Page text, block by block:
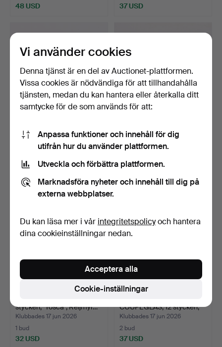
48 USD 37 USD
BERTIL VALLIEN.
Glasskulptur, på sockel, s…
Klubbades 19 jun 2026
6 bud
Utvalt
TURE BERGLUND. VASER,
3 st, Stockholms gla…
Klubbades 19 jun 2026
1 bud
stycken, "Tosca", Reijmyr…
Klubbades 17 jun 2026
1 bud
32 USD
COUPÉGLAS, 12 stycken,
Åfo…
Klubbades 17 jun 2026
2 bud
37 USD
Vi använder cookies
Denna tjänst är en del av Auctionet-plattformen.
Vissa cookies är nödvändiga för att tillhandahålla
tjänsten, medan du kan hantera eller återkalla ditt
samtycke för de som används för att:
Anpassa funktioner och innehåll för dig
utifrån hur du använder plattformen.
Utveckla och förbättra plattformen.
Marknadsföra nyheter och innehåll till dig på
externa webbplatser.
Du kan läsa mer i vår integritetspolicyoch hantera
dina cookieinställningar nedan.
Cookie-inställningar
Acceptera alla